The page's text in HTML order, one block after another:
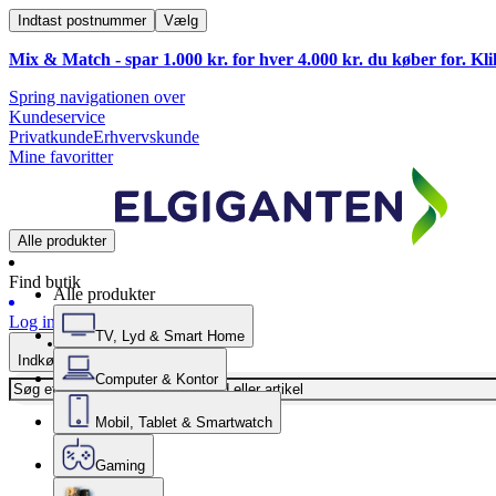
Indtast postnummer Vælg
Mix & Match - spar 1.000 kr. for hver 4.000 kr. du køber for.
Spring navigationen over
Kundeservice
PrivatkundeErhvervskunde
Mine favoritter
Alle produkter
Find butik
Log ind
Indkøbskurv
Alle produkter
TV, Lyd & Smart Home
Computer & Kontor
Mobil, Tablet & Smartwatch
Gaming